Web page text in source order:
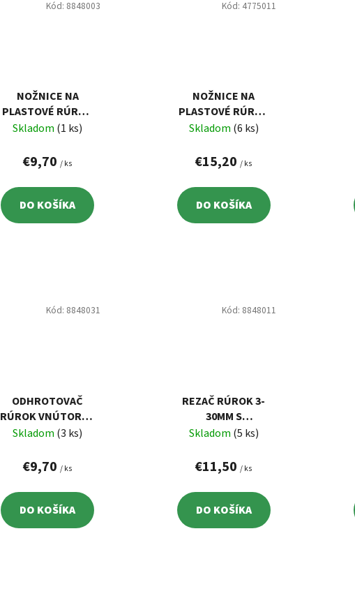
NOŽNICE NA
PLASTOVÉ RÚRKY,
MAX. 42MM, SK5
ČEPEĽ,
POGUMOVANÁ
RUKOVÄŤ
Skladom (1 ks)
€9,70/ ks
DO KOŠÍKA
Kód: 8848003
NOŽNICE NA
PLASTOVÉ RÚRKY,
MAX. 42MM,
TROJUHOLNÍKOVÁ
ČEPEĽ, 320G
Skladom (6 ks)
€15,20/ ks
DO KOŠÍKA
Kód: 4775011
ODHROTOVAČ
RÚROK VNÚTORNÝ
A VOKAJŠÍ 4-38MM
Skladom (3 ks)
€9,70/ ks
DO KOŠÍKA
Kód: 8848031
REZAČ RÚROK 3-
30MM S
ODHROTOVAČOM
Skladom (5 ks)
€11,50/ ks
DO KOŠÍKA
Kód: 8848011